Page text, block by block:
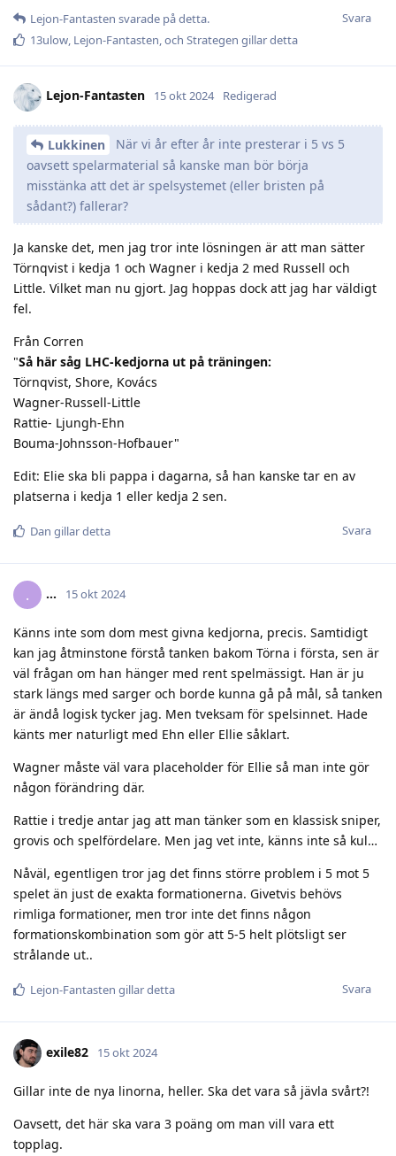
Svara
Lejon-Fantasten svarade på detta.
13ulow, Lejon-Fantasten, och Strategen gillar detta
Lejon-Fantasten 15 okt 2024 Redigerad
Lukkinen
När vi år efter år inte presterar i 5 vs 5
oavsett spelarmaterial så kanske man bör börja
misstänka att det är spelsystemet (eller bristen på
sådant?) fallerar?
Ja kanske det, men jag tror inte lösningen är att man sätter
Törnqvist i kedja 1 och Wagner i kedja 2 med Russell och
Little. Vilket man nu gjort. Jag hoppas dock att jag har väldigt
fel.
Från Corren
"Så här såg LHC-kedjorna ut på träningen:
Törnqvist, Shore, Kovács
Wagner-Russell-Little
Rattie- Ljungh-Ehn
Bouma-Johnsson-Hofbauer"
Edit: Elie ska bli pappa i dagarna, så han kanske tar en av
platserna i kedja 1 eller kedja 2 sen.
Svara
Dan gillar detta
. .​.​.​ 15 okt 2024
Känns inte som dom mest givna kedjorna, precis. Samtidigt
kan jag åtminstone förstå tanken bakom Törna i första, sen är
väl frågan om han hänger med rent spelmässigt. Han är ju
stark längs med sarger och borde kunna gå på mål, så tanken
är ändå logisk tycker jag. Men tveksam för spelsinnet. Hade
känts mer naturligt med Ehn eller Ellie såklart.
Wagner måste väl vara placeholder för Ellie så man inte gör
någon förändring där.
Rattie i tredje antar jag att man tänker som en klassisk sniper,
grovis och spelfördelare. Men jag vet inte, känns inte så kul…
Nåväl, egentligen tror jag det finns större problem i 5 mot 5
spelet än just de exakta formationerna. Givetvis behövs
rimliga formationer, men tror inte det finns någon
formationskombination som gör att 5-5 helt plötsligt ser
strålande ut..
Svara
Lejon-Fantasten gillar detta
exile82 15 okt 2024
Gillar inte de nya linorna, heller. Ska det vara så jävla svårt?!
Oavsett, det här ska vara 3 poäng om man vill vara ett
topplag.